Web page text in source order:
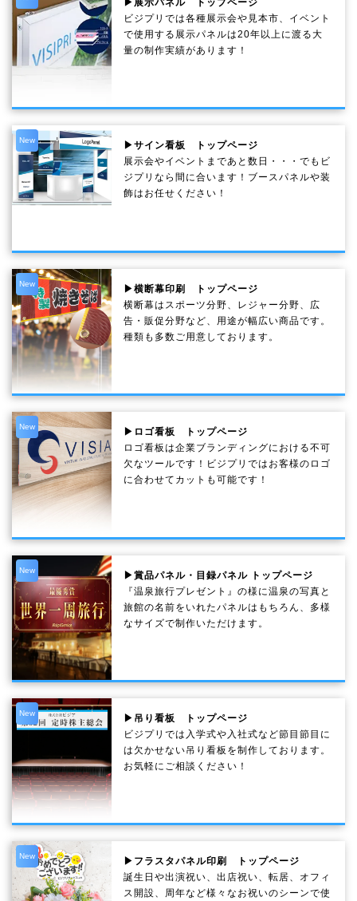
ビジプリでは各種展示会や見本市、イベント
で使用する展示パネルは20年以上に渡る大
量の制作実績があります！
New
▶サイン看板 トップページ
展示会やイベントまであと数日・・・でもビ
ジプリなら間に合います！ブースパネルや装
飾はお任せください！
New
▶横断幕印刷 トップページ
横断幕はスポーツ分野、レジャー分野、広
告・販促分野など、用途が幅広い商品です。
種類も多数ご用意しております。
New
▶ロゴ看板 トップページ
ロゴ看板は企業ブランディングにおける不可
欠なツールです！ビジプリではお客様のロゴ
に合わせてカットも可能です！
New
▶賞品パネル・目録パネル トップページ
『温泉旅行プレゼント』の様に温泉の写真と
旅館の名前をいれたパネルはもちろん、多様
なサイズで制作いただけます。
New
▶吊り看板 トップページ
ビジプリでは入学式や入社式など節目節目に
は欠かせない吊り看板を制作しております。
お気軽にご相談ください！
New
▶フラスタパネル印刷 トップページ
誕生日や出演祝い、出店祝い、転居、オフィ
ス開設、周年など様々なお祝いのシーンで使